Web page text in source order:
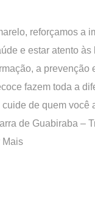
reforçamos a
e estar atento às
a prevenção
fazem toda a
de quem você
de Guabiraba –
Mais